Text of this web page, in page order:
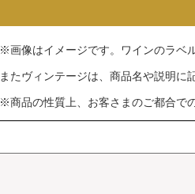
※画像はイメージです。ワインのラベ
またヴィンテージは、商品名や説明に
※商品の性質上、お客さまのご都合で